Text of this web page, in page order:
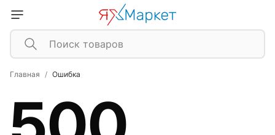
Главная Ошибка